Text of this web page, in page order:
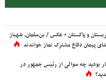
و پاکستان + عکس / بن‌سلمان، شهباز
پیمان دفاع مشترک نماز خواندند
بودید چه سوالی از رئیس جمهور در